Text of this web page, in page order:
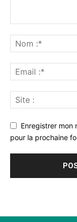
Enregistrer mon
pour la prochaine